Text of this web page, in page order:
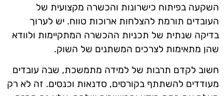
השקעה בפיתוח כישרונות והכשרה מקצועית של
העובדים תורמת להצלחות ארוכות טווח. יש לערוך
בדיקה שנתית של תכניות ההכשרה המתקיימות ולוודא
שהן מתאימות לצרכים המשתנים של השוק.
חשוב לקדם תרבות של למידה מתמשכת, שבה עובדים
מעודדים להשתתף בקורסים, סדנאות וכנסים. זה לא רק